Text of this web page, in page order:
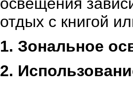
отдых с книгой
1. Зональное
2.